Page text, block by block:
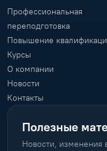
Профессиональная
переподготовка
Повышение
Курсы
О компании
Новости
Контакты
Полезные
Новости, изменения